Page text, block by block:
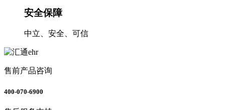
安全保障
中立、安全、可信
售前产品咨询
400-070-6900